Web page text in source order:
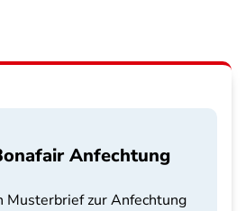
Anfechtung
Musterbrief zur Anfechtung